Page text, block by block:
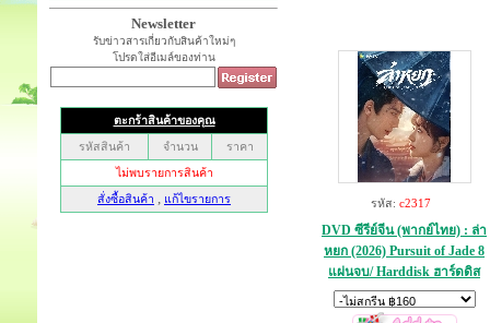
Newsletter
รับข่าวสารเกี่ยวกับสินค้าใหม่ๆ
โปรดใส่อีเมล์ของท่าน
รหัส: c2317
DVD ซีรีย์จีน (พากย์ไทย) : ล่า
หยก (2026) Pursuit of Jade 8
แผ่นจบ/ Harddisk ฮาร์ดดิส